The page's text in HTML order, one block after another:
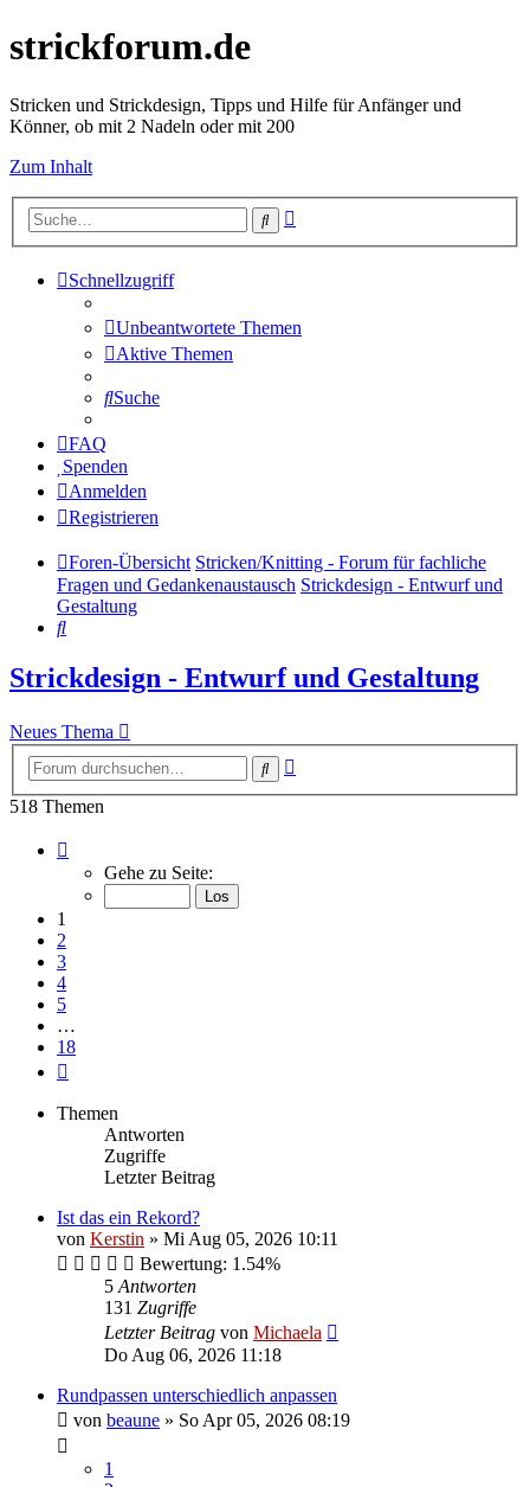
strickforum.de
Stricken und Strickdesign, Tipps und Hilfe für Anfänger und
Könner, ob mit 2 Nadeln oder mit 200
Zum Inhalt
Suche
Schnellzugriff
Unbeantwortete Themen
Aktive Themen
Suche
FAQ
Spenden
Anmelden
Registrieren
Foren-Übersicht Stricken/Knitting - Forum für fachliche
Fragen und Gedankenaustausch Strickdesign - Entwurf und
Gestaltung
Suche
Strickdesign - Entwurf und Gestaltung
Neues Thema
Suche
518 Themen
von
Gehe zu Seite:
1
2
3
4
5
…
18
Themen
Antworten
Zugriffe
Letzter Beitrag
Ist das ein Rekord?
von Kerstin » Mi Aug 05, 2026 10:11
Bewertung: 1.54%
5 Antworten
131 Zugriffe
Letzter Beitrag von Michaela
Do Aug 06, 2026 11:18
Rundpassen unterschiedlich anpassen
von beaune » So Apr 05, 2026 08:19
1